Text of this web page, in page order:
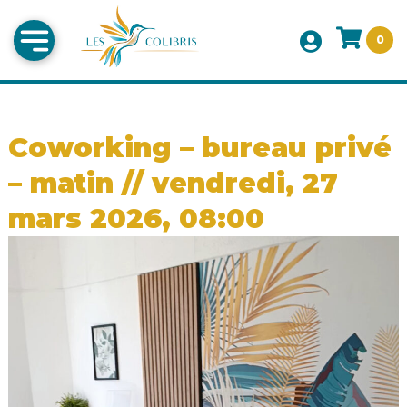
0
Coworking – bureau privé
– matin // vendredi, 27
mars 2026, 08:00